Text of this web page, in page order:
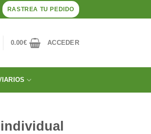
RASTREA TU PEDIDO
0.00€ ACCEDER